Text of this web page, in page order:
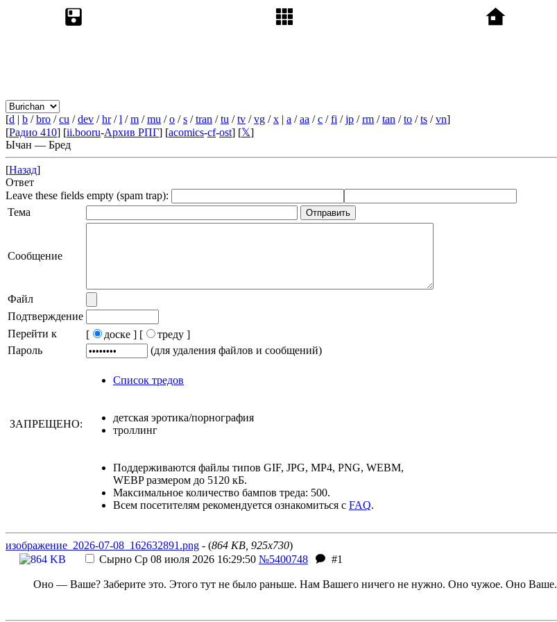
[d | b /bro /cu /dev /hr/l /m /mu /o /s /tran /tu /tv /vg /x | a /aa /c /fi /jp /rm /tan /to /ts /vn]
[Радио 410] [ii.booru-Архив РПГ] [acomics-cf-ost] [𝕏]
Ычан — Бред
[Назад]
Ответ
Leave these fields empty (spam trap):
Тема
Сообщение
Файл
Подтверждение
Перейти к
[ доске ] [
треду ]
Пароль
(для удаления файлов и сообщений)
Список тредов
ЗАПРЕЩЕНО:
детская эротика/порнография
троллинг
Поддерживаются файлы типов GIF, JPG, MP4, PNG, WEBM,
WEBP размером до 5120 кБ.
Максимальное количество бампов треда: 500.
Всем посетителям рекомендуется ознакомиться с FAQ.
изображение_2026-07-08_162632891.png - (864 KB, 925x730)
Сырно Ср 08 июля 2026 16:29:50 №5400748 #1
Оно — Ваше? Заберите это. Этого тут не было раньше. Нам Вашего ничего не нужно. Оно чужое. Оно Ваше.